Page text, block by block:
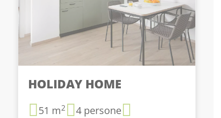
HOLIDAY HOME
51 m2
4 persone